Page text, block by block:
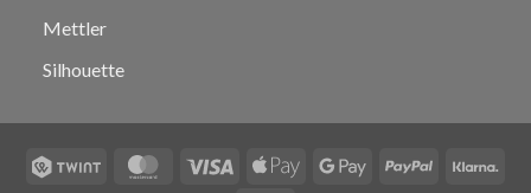
Mettler
Silhouette
Twint MasterCard
Visa
Apple
Google PayPal